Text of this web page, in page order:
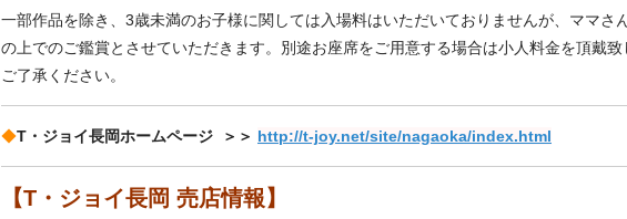
一部作品を除き、3歳未満のお子様に関しては入場料はいただいておりませんが、ママさ
の上でのご鑑賞とさせていただきます。 別途お座席をご用意する場合は小人料金を頂戴
ご了承ください。
◆T・ジョイ長岡ホームページ ＞＞ http://t-joy.net/site/nagaoka/index.html
【T・ジョイ長岡 売店情報】